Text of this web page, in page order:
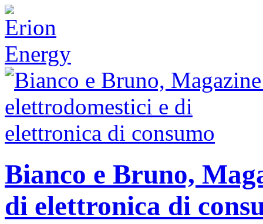
Bianco e Bruno,
di elettronica di